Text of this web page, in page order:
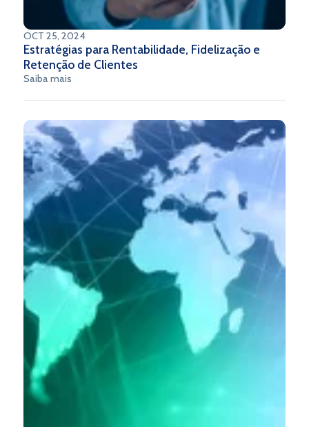
OCT 25, 2024
Estratégias para Rentabilidade, Fidelização e
Retenção de Clientes
Saiba mais